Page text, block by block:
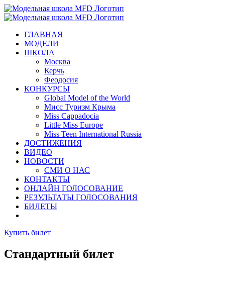
Skip
to
ГЛАВНАЯ
МОДЕЛИ
ШКОЛА
Москва
Керчь
Феодосия
КОНКУРСЫ
Global Model of the World
Мисс Туризм Крыма
Miss Cappadocia
Little Miss Europe
Miss Teen International Russia
ДОСТИЖЕНИЯ
ВИДЕО
НОВОСТИ
СМИ О НАС
КОНТАКТЫ
ОНЛАЙН ГОЛОСОВАНИЕ
РЕЗУЛЬТАТЫ ГОЛОСОВАНИЯ
БИЛЕТЫ
Купить билет
Стандартный билет